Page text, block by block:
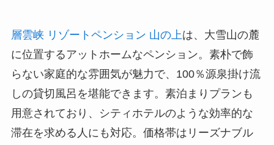
層雲峡 リゾートペンション 山の上は、大雪山の麓
に位置するアットホームなペンション。素朴で飾
らない家庭的な雰囲気が魅力で、100％源泉掛け流
しの貸切風呂を堪能できます。素泊まりプランも
用意されており、シティホテルのような効率的な
滞在を求める人にも対応。価格帯はリーズナブル